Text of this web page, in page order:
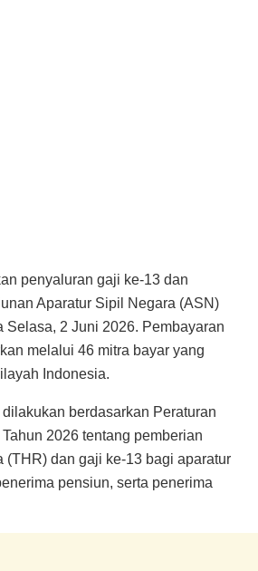
penyaluran gaji ke-13 dan
Aparatur Sipil Negara (ASN)
Selasa, 2 Juni 2026. Pembayaran
melalui 46 mitra bayar yang
Indonesia.
berdasarkan Peraturan
2026 tentang pemberian
(THR) dan gaji ke-13 bagi aparatur
pensiun, serta penerima